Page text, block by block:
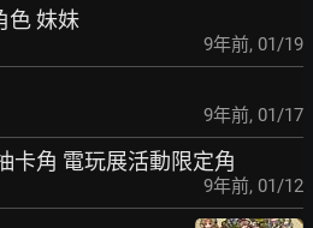
色 妹妹
9年前, 01/19
9年前, 01/17
卡角 電玩展活動限定角
9年前, 01/12